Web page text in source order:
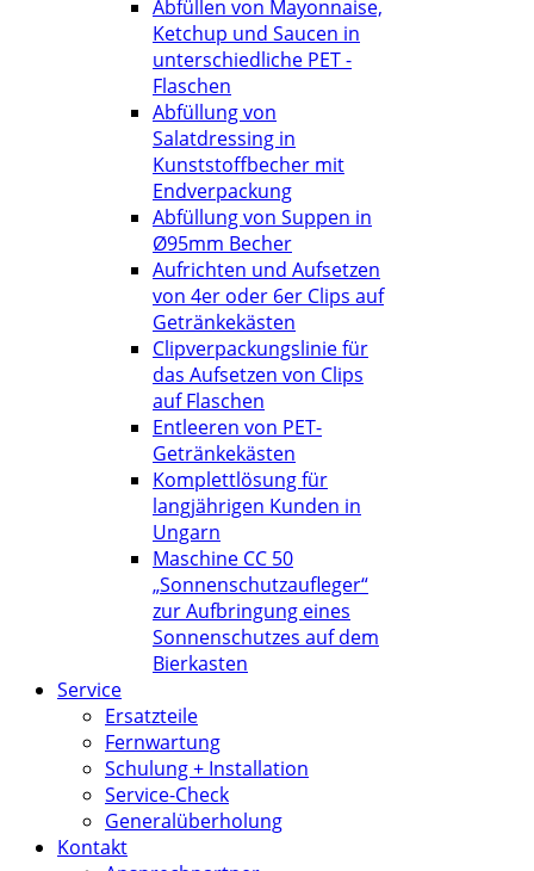
Abfüllen von Mayonnaise,
Ketchup und Saucen in
unterschiedliche PET -
Flaschen
Abfüllung von
Salatdressing in
Kunststoffbecher mit
Endverpackung
Abfüllung von Suppen in
Ø95mm Becher
Aufrichten und Aufsetzen
von 4er oder 6er Clips auf
Getränkekästen
Clipverpackungslinie für
das Aufsetzen von Clips
auf Flaschen
Entleeren von PET-
Getränkekästen
Komplettlösung für
langjährigen Kunden in
Ungarn
Maschine CC 50
„Sonnenschutzaufleger“
zur Aufbringung eines
Sonnenschutzes auf dem
Bierkasten
Service
Ersatzteile
Fernwartung
Schulung + Installation
Service-Check
Generalüberholung
Kontakt